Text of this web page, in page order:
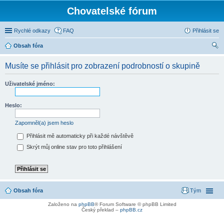
Chovatelské fórum
Rychlé odkazy FAQ Přihlásit se
Obsah fóra
Musíte se přihlásit pro zobrazení podrobností o skupině
Uživatelské jméno:
Heslo:
Zapomněl(a) jsem heslo
Přihlásit mě automaticky při každé návštěvě
Skrýt můj online stav pro toto přihlášení
Obsah fóra Tým
Založeno na phpBB® Forum Software © phpBB Limited
Český překlad – phpBB.cz